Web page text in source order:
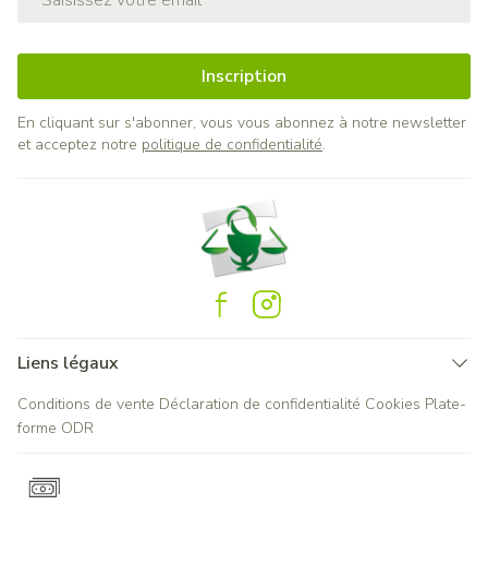
Inscription
En cliquant sur s'abonner, vous vous abonnez à notre newsletter
et acceptez notre politique de confidentialité.
Liens légaux
Conditions de vente Déclaration de confidentialité Cookies Plate-
forme ODR